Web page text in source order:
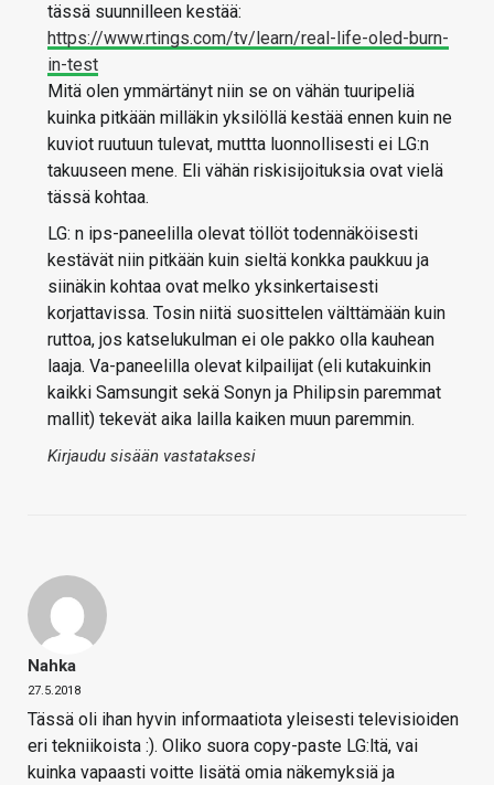
tässä suunnilleen kestää:
https://www.rtings.com/tv/learn/real-life-oled-burn-
in-test
Mitä olen ymmärtänyt niin se on vähän tuuripeliä
kuinka pitkään milläkin yksilöllä kestää ennen kuin ne
kuviot ruutuun tulevat, muttta luonnollisesti ei LG:n
takuuseen mene. Eli vähän riskisijoituksia ovat vielä
tässä kohtaa.
LG: n ips-paneelilla olevat töllöt todennäköisesti
kestävät niin pitkään kuin sieltä konkka paukkuu ja
siinäkin kohtaa ovat melko yksinkertaisesti
korjattavissa. Tosin niitä suosittelen välttämään kuin
ruttoa, jos katselukulman ei ole pakko olla kauhean
laaja. Va-paneelilla olevat kilpailijat (eli kutakuinkin
kaikki Samsungit sekä Sonyn ja Philipsin paremmat
mallit) tekevät aika lailla kaiken muun paremmin.
Kirjaudu sisään vastataksesi
Nahka
27.5.2018
Tässä oli ihan hyvin informaatiota yleisesti televisioiden
eri tekniikoista :). Oliko suora copy-paste LG:ltä, vai
kuinka vapaasti voitte lisätä omia näkemyksiä ja